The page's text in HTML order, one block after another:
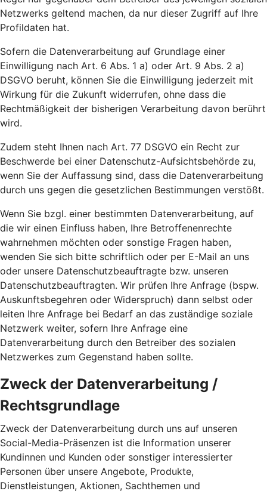
Netzwerks geltend machen, da nur dieser Zugriff auf Ihre
Profildaten hat.
Sofern die Datenverarbeitung auf Grundlage einer
Einwilligung nach Art. 6 Abs. 1 a) oder Art. 9 Abs. 2 a)
DSGVO beruht, können Sie die Einwilligung jederzeit mit
Wirkung für die Zukunft widerrufen, ohne dass die
Rechtmäßigkeit der bisherigen Verarbeitung davon berührt
wird.
Zudem steht Ihnen nach Art. 77 DSGVO ein Recht zur
Beschwerde bei einer Datenschutz-Aufsichtsbehörde zu,
wenn Sie der Auffassung sind, dass die Datenverarbeitung
durch uns gegen die gesetzlichen Bestimmungen verstößt.
Wenn Sie bzgl. einer bestimmten Datenverarbeitung, auf
die wir einen Einfluss haben, Ihre Betroffenenrechte
wahrnehmen möchten oder sonstige Fragen haben,
wenden Sie sich bitte schriftlich oder per E-Mail an uns
oder unsere Datenschutzbeauftragte bzw. unseren
Datenschutzbeauftragten. Wir prüfen Ihre Anfrage (bspw.
Auskunftsbegehren oder Widerspruch) dann selbst oder
leiten Ihre Anfrage bei Bedarf an das zuständige soziale
Netzwerk weiter, sofern Ihre Anfrage eine
Datenverarbeitung durch den Betreiber des sozialen
Netzwerkes zum Gegenstand haben sollte.
Zweck der Datenverarbeitung /
Rechtsgrundlage
Zweck der Datenverarbeitung durch uns auf unseren
Social-Media-Präsenzen ist die Information unserer
Kundinnen und Kunden oder sonstiger interessierter
Personen über unsere Angebote, Produkte,
Dienstleistungen, Aktionen, Sachthemen und